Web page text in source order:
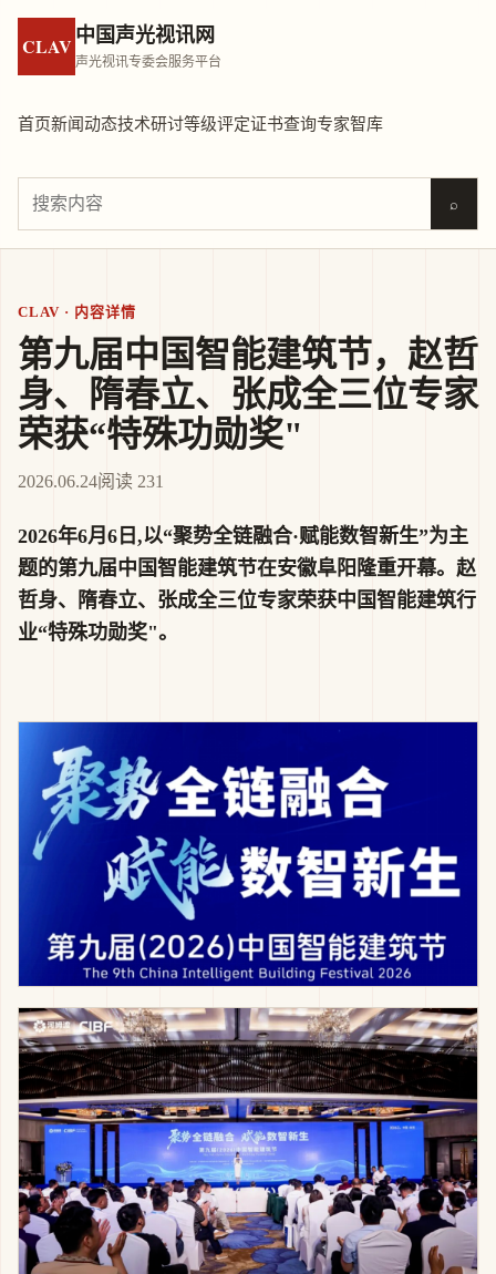
CLAV 中国声光视讯网
声光视讯专委会服务平台
首页新闻动态技术研讨等级评定证书查询专家智库
⌕
CLAV · 内容详情
第九届中国智能建筑节，赵哲
身、隋春立、张成全三位专家
荣获“特殊功勋奖"
2026.06.24阅读 231
2026年6月6日,以“聚势全链融合·赋能数智新生”为主
题的第九届中国智能建筑节在安徽阜阳隆重开幕。赵
哲身、隋春立、张成全三位专家荣获中国智能建筑行
业“特殊功勋奖"。